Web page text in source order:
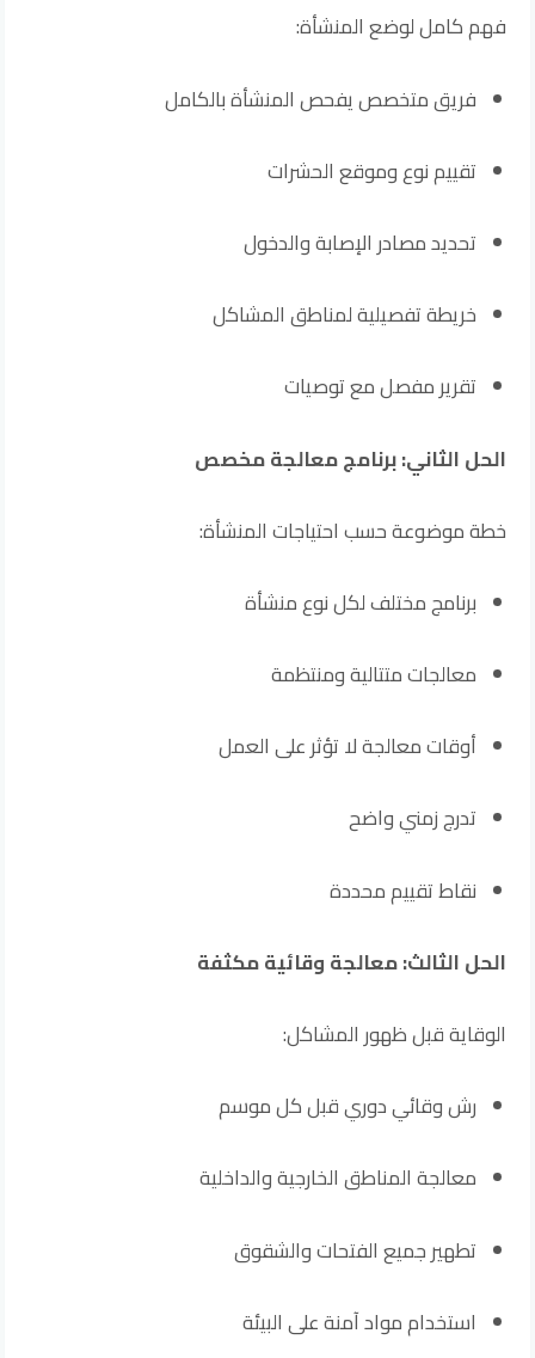
فهم كامل لوضع المنشأة:
فريق متخصص يفحص المنشأة بالكامل
تقييم نوع وموقع الحشرات
تحديد مصادر الإصابة والدخول
خريطة تفصيلية لمناطق المشاكل
تقرير مفصل مع توصيات
الحل الثاني: برنامج معالجة مخصص
خطة موضوعة حسب احتياجات المنشأة:
برنامج مختلف لكل نوع منشأة
معالجات متتالية ومنتظمة
أوقات معالجة لا تؤثر على العمل
تدرج زمني واضح
نقاط تقييم محددة
الحل الثالث: معالجة وقائية مكثفة
الوقاية قبل ظهور المشاكل:
رش وقائي دوري قبل كل موسم
معالجة المناطق الخارجية والداخلية
تطهير جميع الفتحات والشقوق
استخدام مواد آمنة على البيئة